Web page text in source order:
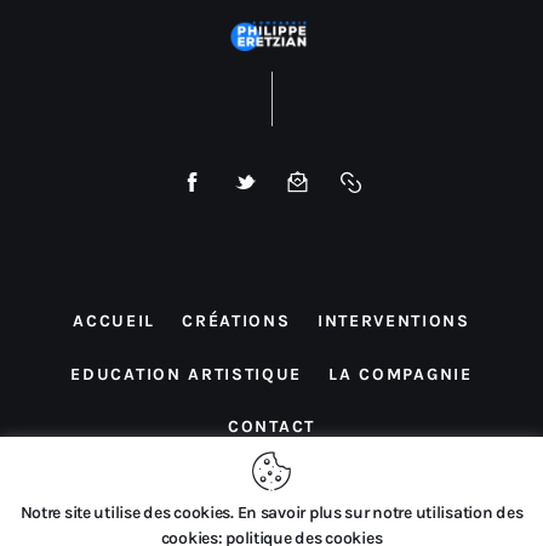
ACCUEIL CRÉATIONS INTERVENTIONS
EDUCATION ARTISTIQUE LA COMPAGNIE
CONTACT
Compagnie Philippe Eretzian © 2026. Tous droits réservés.
Notre site utilise des cookies. En savoir plus sur notre utilisation des
cookies: politique des cookies